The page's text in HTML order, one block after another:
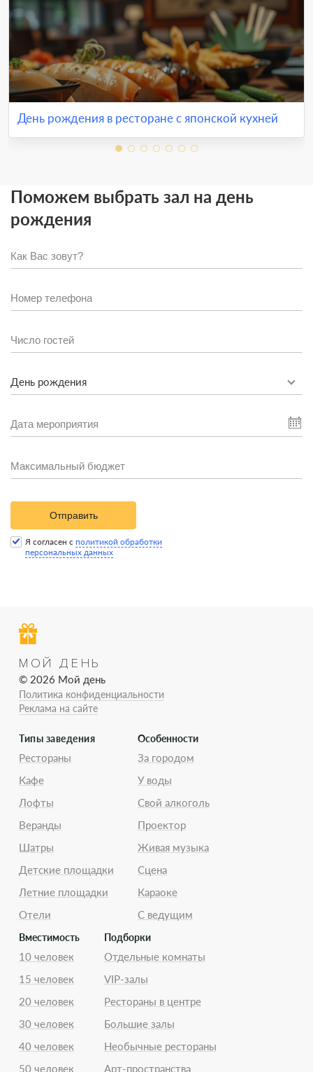
День рождения в ресторане с японской кухней
Поможем выбрать зал на день
рождения
День рождения
Отправить
Я согласен с политикой обработки
персональных данных
МОЙ ДЕНЬ
© 2026 Мой день
Политика конфиденциальности
Реклама на сайте
Типы заведения
Рестораны
Кафе
Лофты
Веранды
Шатры
Детские площадки
Летние площадки
Отели
Особенности
За городом
У воды
Свой алкоголь
Проектор
Живая музыка
Сцена
Караоке
С ведущим
Вместимость
10 человек
15 человек
20 человек
30 человек
40 человек
50 человек
Подборки
Отдельные комнаты
VIP-залы
Рестораны в центре
Большие залы
Необычные рестораны
Арт-пространства